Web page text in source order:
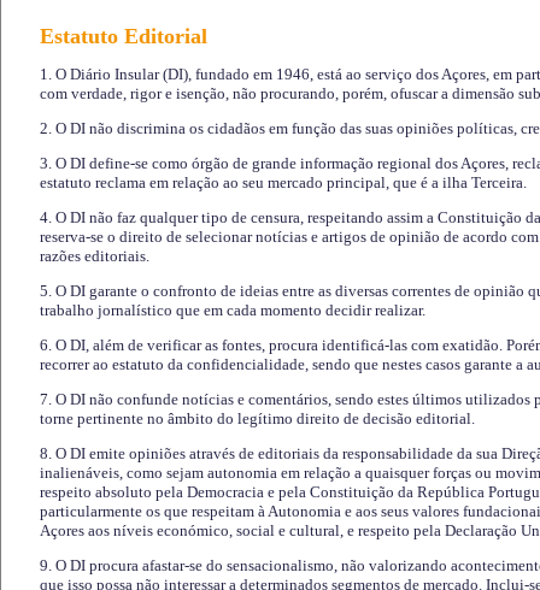
Estatuto Editorial
1. O Diário Insular (DI), fundado em 1946, está ao serviço dos Açores, em
com verdade, rigor e isenção, não procurando, porém, ofuscar a dimensão
2. O DI não discrimina os cidadãos em função das suas opiniões políticas,
3. O DI define-se como órgão de grande informação regional dos Açores,
estatuto reclama em relação ao seu mercado principal, que é a ilha Terceira.
4. O DI não faz qualquer tipo de censura, respeitando assim a Constituição
reserva-se o direito de selecionar notícias e artigos de opinião de acordo
razões editoriais.
5. O DI garante o confronto de ideias entre as diversas correntes de opinião
trabalho jornalístico que em cada momento decidir realizar.
6. O DI, além de verificar as fontes, procura identificá-las com exatidão.
recorrer ao estatuto da confidencialidade, sendo que nestes casos garante a
7. O DI não confunde notícias e comentários, sendo estes últimos utilizados
torne pertinente no âmbito do legítimo direito de decisão editorial.
8. O DI emite opiniões através de editoriais da responsabilidade da sua
inalienáveis, como sejam autonomia em relação a quaisquer forças ou
respeito absoluto pela Democracia e pela Constituição da República
particularmente os que respeitam à Autonomia e aos seus valores
Açores aos níveis económico, social e cultural, e respeito pela Declaração
9. O DI procura afastar-se do sensacionalismo, não valorizando
que isso possa não interessar a determinados segmentos de mercado.